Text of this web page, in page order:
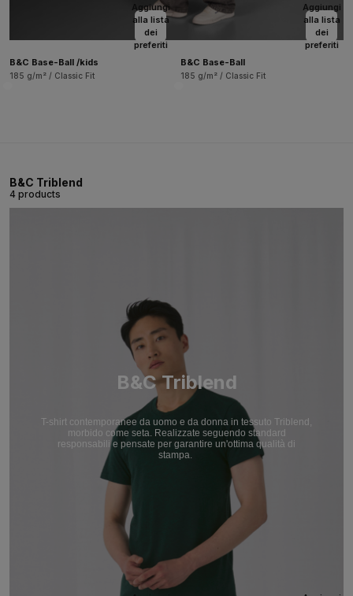
Aggiungi
alla lista
dei
preferiti
B&C Base-Ball /kids
185 g/m² / Classic Fit
Aggiungi
alla lista
dei
preferiti
B&C Base-Ball
185 g/m² / Classic Fit
B&C Triblend
4 products
B&C Triblend
T-shirt contemporanee da uomo e da donna in tessuto Triblend,
morbido come seta. Realizzate seguendo standard
responsabili e pensate per garantire un'ottima qualità di
stampa.